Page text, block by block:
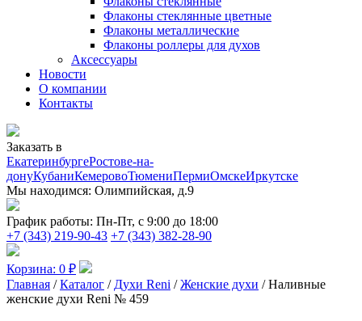
Флаконы стеклянные цветные
Флаконы металлические
Флаконы роллеры для духов
Аксессуары
Новости
О компании
Контакты
Заказать в
ЕкатеринбургеРостове-на-
донуКубаниКемеровоТюмениПермиОмскеИркутске
Мы находимся: Олимпийская, д.9
График работы: Пн-Пт, с 9:00 до 18:00
+7 (343) 219-90-43 +7 (343) 382-28-90
Корзина: 0 ₽
Главная /Каталог / Духи Reni /Женские духи / Наливные
женские духи Reni № 459